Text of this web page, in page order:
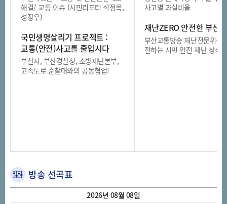
해결/ 교통 이슈 (시민리포터 석정목,
성장우)
국민생명살리기 프로젝트 :
교통(안전)사고를 줄입시다
부산시, 부산경찰청, 소방재난본부,
고속도로 순찰대와의 공동협업!
사고별 과실비율
재난ZERO 안전한 부산
부산교통방송 재난전문위원
전하는 시민 안전 재난 상식
방송 선곡표
2026년 08월 08일